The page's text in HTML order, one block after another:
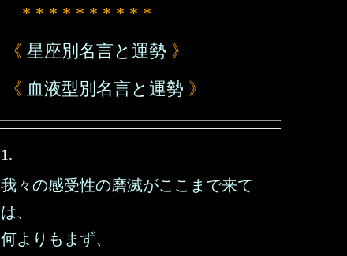
* * * * * * * * * *
《 星座別名言と運勢 》
《 血液型別名言と運勢 》
1.
我々の感受性の磨滅がここまで来て
は、
何よりもまず、